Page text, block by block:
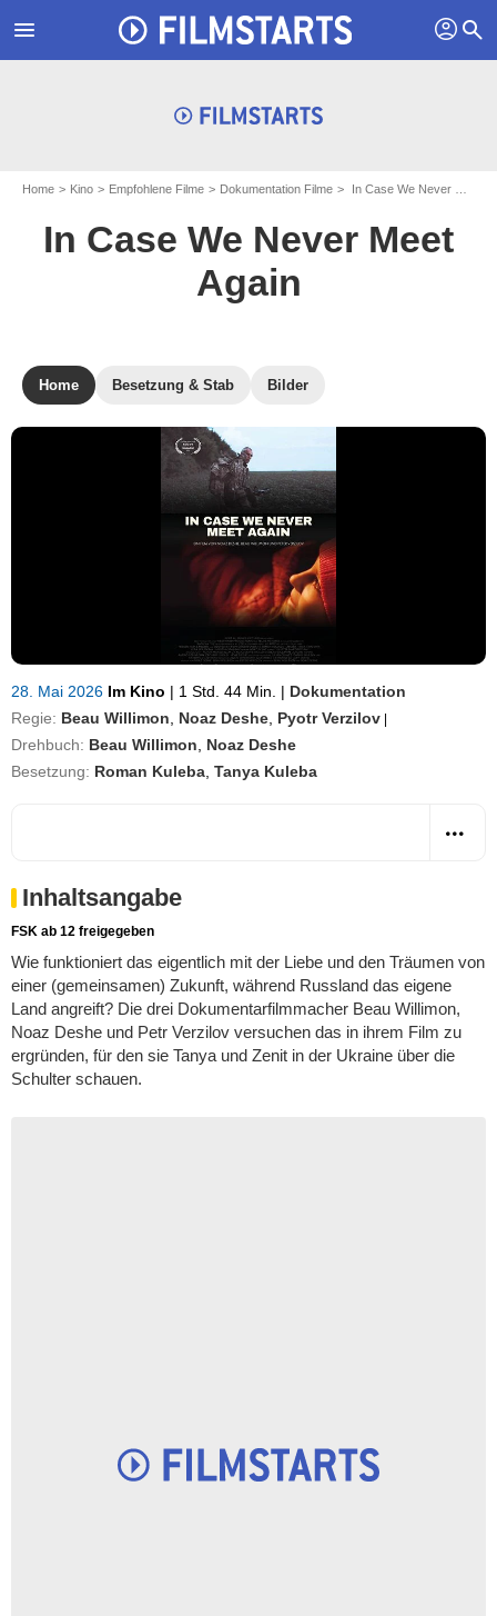
menu profil search
Home Kino Empfohlene Filme Dokumentation Filme In Case We Never Meet Again
In Case We Never Meet
Again
Home Besetzung & Stab Bilder
28. Mai 2026 Im Kino | 1 Std. 44 Min. | Dokumentation
Regie: Beau Willimon Noaz Deshe Pyotr Verzilov
Drehbuch: Beau Willimon
Noaz Deshe
Besetzung: Roman Kuleba Tanya Kuleba
Inhaltsangabe
FSK ab 12 freigegeben
Wie funktioniert das eigentlich mit der Liebe und den Träumen von
einer (gemeinsamen) Zukunft, während Russland das eigene
Land angreift? Die drei Dokumentarfilmmacher Beau Willimon,
Noaz Deshe und Petr Verzilov versuchen das in ihrem Film zu
ergründen, für den sie Tanya und Zenit in der Ukraine über die
Schulter schauen.